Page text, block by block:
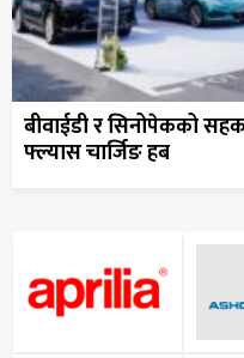
बीवाईडी र सिनोपेकको
फ्ल्यास चार्जिङ हब